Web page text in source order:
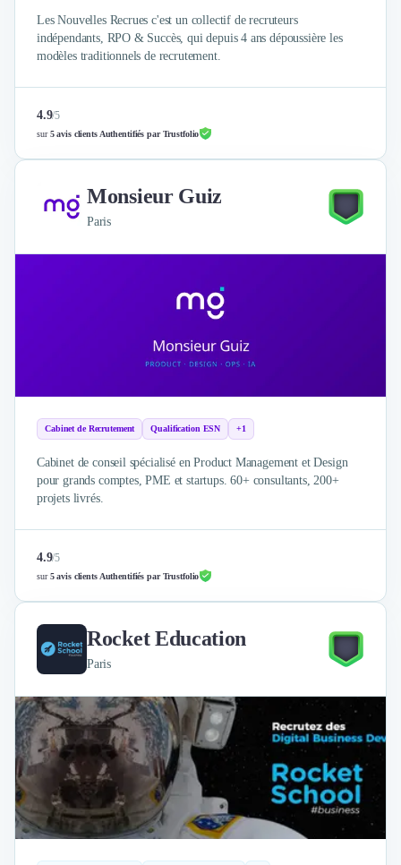
Les Nouvelles Recrues c'est un collectif de recruteurs
indépendants, RPO & Succès, qui depuis 4 ans dépoussière les
modèles traditionnels de recrutement.
4.9/5
sur5 avis clients Authentifiés par Trustfolio
Monsieur Guiz
Paris
Cabinet de Recrutement Qualification ESN +1
Cabinet de conseil spécialisé en Product Management et Design
pour grands comptes, PME et startups. 60+ consultants, 200+
projets livrés.
4.9/5
sur5 avis clients Authentifiés par Trustfolio
Rocket Education
Paris